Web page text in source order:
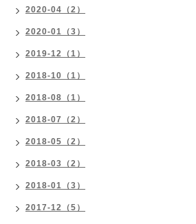
2020-04（2）
2020-01（3）
2019-12（1）
2018-10（1）
2018-08（1）
2018-07（2）
2018-05（2）
2018-03（2）
2018-01（3）
2017-12（5）